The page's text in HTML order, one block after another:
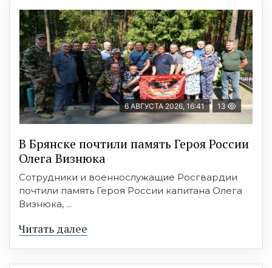
6 АВГУСТА 2026, 16:41 13
В Брянске почтили память Героя России
Олега Визнюка
Сотрудники и военнослужащие Росгвардии
почтили память Героя России капитана Олега
Визнюка, ...
Читать далее